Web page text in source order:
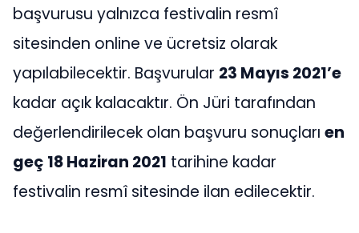
başvurusu yalnızca festivalin resmî
sitesinden online ve ücretsiz olarak
yapılabilecektir. Başvurular 23 Mayıs 2021’e
kadar açık kalacaktır. Ön Jüri tarafından
değerlendirilecek olan başvuru sonuçları en
geç 18 Haziran 2021 tarihine kadar
festivalin resmî sitesinde ilan edilecektir.